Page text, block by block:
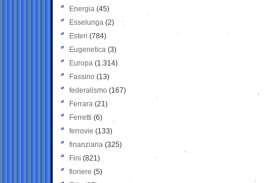
Energia (45)
Esselunga (2)
Esteri (784)
Eugenetica (3)
Europa (1.314)
Fassino (13)
federalismo (167)
Ferrara (21)
Ferretti (6)
ferrovie (133)
finanziaria (325)
Fini (821)
fioriere (5)